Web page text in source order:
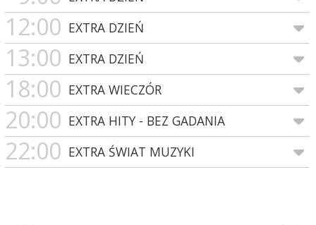
12:00 EXTRA DZIEŃ
13:00 EXTRA DZIEŃ
18:00 EXTRA WIECZÓR
20:00 EXTRA HITY - BEZ GADANIA
22:00 EXTRA ŚWIAT MUZYKI